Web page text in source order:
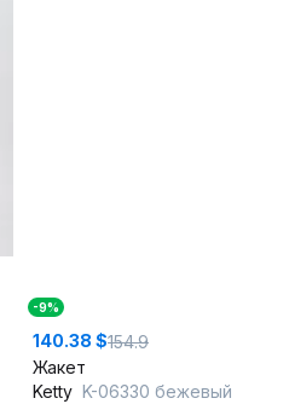
-9%
140.38 $154.9
Жакет
Ketty K-06330 бежевый